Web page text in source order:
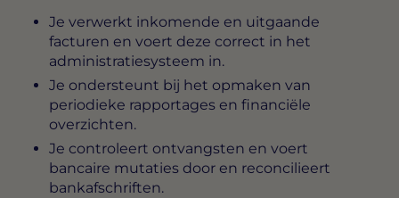
Je verwerkt inkomende en uitgaande
facturen en voert deze correct in het
administratiesysteem in.
Je ondersteunt bij het opmaken van
periodieke rapportages en financiële
overzichten.
Je controleert ontvangsten en voert
bancaire mutaties door en reconcilieert
bankafschriften.